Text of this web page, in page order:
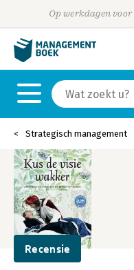
Op werkdagen
Strategisch management
Recensie